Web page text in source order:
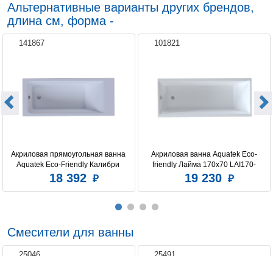
Альтернативные варианты других брендов,
длина см, форма -
141867
Акриловая прямоугольная ванна
Aquatek Eco-Friendly Калибри
160х70 без фронтального
18 392
101821
Акриловая ванна Aquatek Eco-
friendly Лайма 170х70 LAI170-
0000001 без фронтального экрана,
19 230
Смесители для ванны